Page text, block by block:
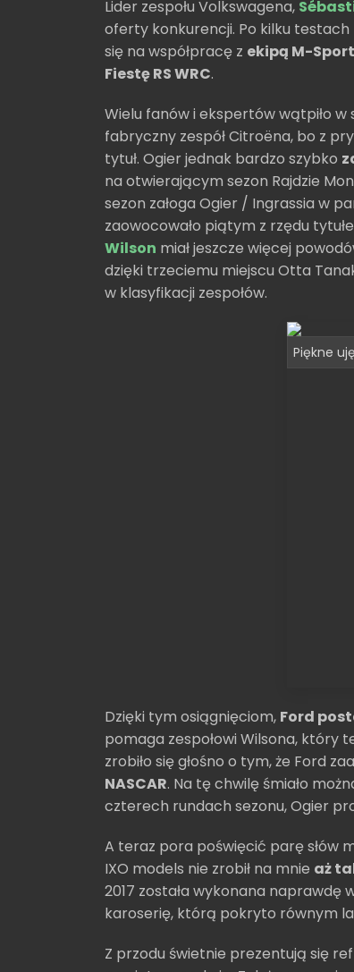
Lider zespołu Volkswagena,
oferty konkurencji. Po kilku testach
się na współpracę z ekipą M-
Fiestę RS WRC.
Wielu fanów i ekspertów wątpiło w
fabryczny zespół Citroëna, bo z
tytuł. Ogier jednak bardzo szybko
na otwierającym sezon Rajdzie
sezon załoga Ogier / Ingrassia w
zaowocowało piątym z rzędu
Wilson miał jeszcze więcej
dzięki trzeciemu miejscu Otta
w klasyfikacji zespołów.
Piękne
Dzięki tym osiągnięciom, Ford
pomaga zespołowi Wilsona, który
zrobiło się głośno o tym, że Ford
NASCAR. Na tę chwilę śmiało
czterech rundach sezonu, Ogier
A teraz pora poświęcić parę słów
IXO models nie zrobił na mnie aż
2017 została wykonana naprawdę
karoserię, którą pokryto równym
Z przodu świetnie prezentują się